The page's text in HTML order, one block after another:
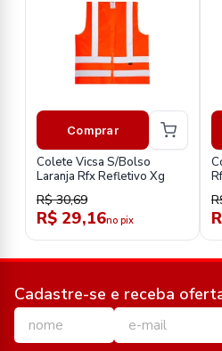
Comprar
Colete Vicsa S/Bolso
Laranja Rfx Refletivo Xg
R$ 30,69
R$ 29,16no pix
Cadastre-se e receba